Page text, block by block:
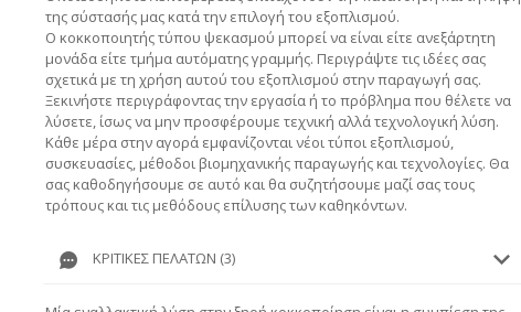
της σύστασής μας κατά την επιλογή του εξοπλισμού.
Ο κοκκοποιητής τύπου ψεκασμού μπορεί να είναι είτε ανεξάρτητη
μονάδα είτε τμήμα αυτόματης γραμμής. Περιγράψτε τις ιδέες σας
σχετικά με τη χρήση αυτού του εξοπλισμού στην παραγωγή σας.
Ξεκινήστε περιγράφοντας την εργασία ή το πρόβλημα που θέλετε να
λύσετε, ίσως να μην προσφέρουμε τεχνική αλλά τεχνολογική λύση.
Κάθε μέρα στην αγορά εμφανίζονται νέοι τύποι εξοπλισμού,
συσκευασίες, μέθοδοι βιομηχανικής παραγωγής και τεχνολογίες. Θα
σας καθοδηγήσουμε σε αυτό και θα συζητήσουμε μαζί σας τους
τρόπους και τις μεθόδους επίλυσης των καθηκόντων.
ΚΡΙΤΙΚΈΣ ΠΕΛΑΤΏΝ (3)